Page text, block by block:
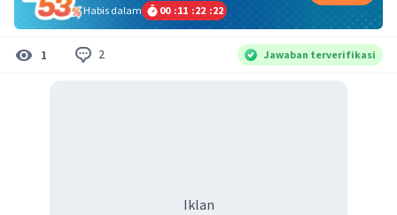
Habis dalam
00 :11 :22 :21
1 2 Jawaban terverifikasi
Iklan